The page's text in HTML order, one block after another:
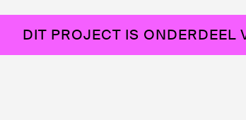
DIT PROJECT IS ONDERDEEL